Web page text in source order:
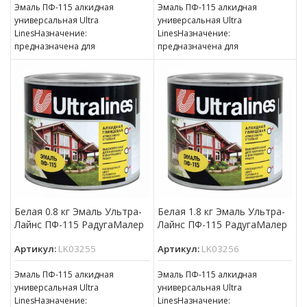
Эмаль ПФ-115 алкидная
универсальная Ultra
LinesНазначение:
предназначена для
окрашивания деревянных,
металлических и других
поверхностей, подвергающихся
атмосферным воздействиям,
для окраски внутри
Эмаль ПФ-115 алкидная
универсальная Ultra
LinesНазначение:
предназначена для
окрашивания деревянных,
металлических и других
поверхностей, подвергающихся
атмосферным воздействиям,
для окраски внутри
Белая 0.8 кг Эмаль Ультра-
Лайнс ПФ-115 РадугаМалер
Артикул: LK03255
Эмаль ПФ-115 алкидная
универсальная Ultra
LinesНазначение:
Белая 1.8 кг Эмаль Ультра-
Лайнс ПФ-115 РадугаМалер
Артикул: LK03256
Эмаль ПФ-115 алкидная
универсальная Ultra
LinesНазначение: